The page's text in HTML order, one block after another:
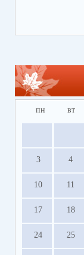
https://
пн вт
3 4
10 11
17 18
24 25